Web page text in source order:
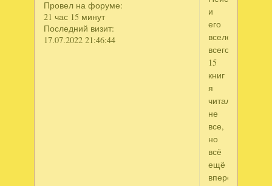
Провел на форуме:
21 час 15 минут
Последний визит:
17.07.2022 21:46:44
и
его
вселенная"
всего
15
книг
я
читала
не
все,
но
всё
ещё
впереди)))